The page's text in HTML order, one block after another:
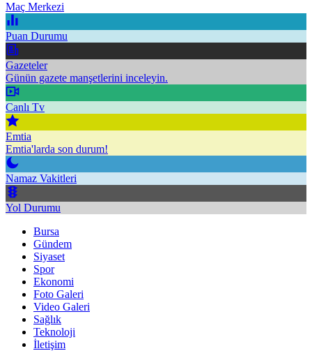
Maç Merkezi
Puan Durumu
Gazeteler
Günün gazete manşetlerini inceleyin.
Canlı Tv
Emtia
Emtia'larda son durum!
Namaz Vakitleri
Yol Durumu
Bursa
Gündem
Siyaset
Spor
Ekonomi
Foto Galeri
Video Galeri
Sağlık
Teknoloji
İletişim